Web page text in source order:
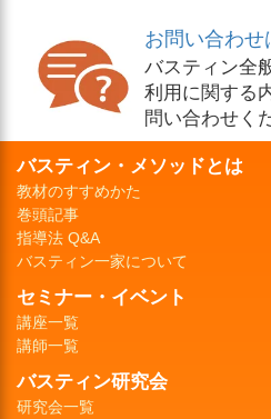
お問い合わせ
バスティン全
利用に関する
問い合わせく
バスティン・メソッドとは
教材のすすめかた
巻頭記事
指導法 Q&A
バスティン一家について
セミナー・イベント
講座一覧
講師一覧
バスティン研究会
研究会一覧